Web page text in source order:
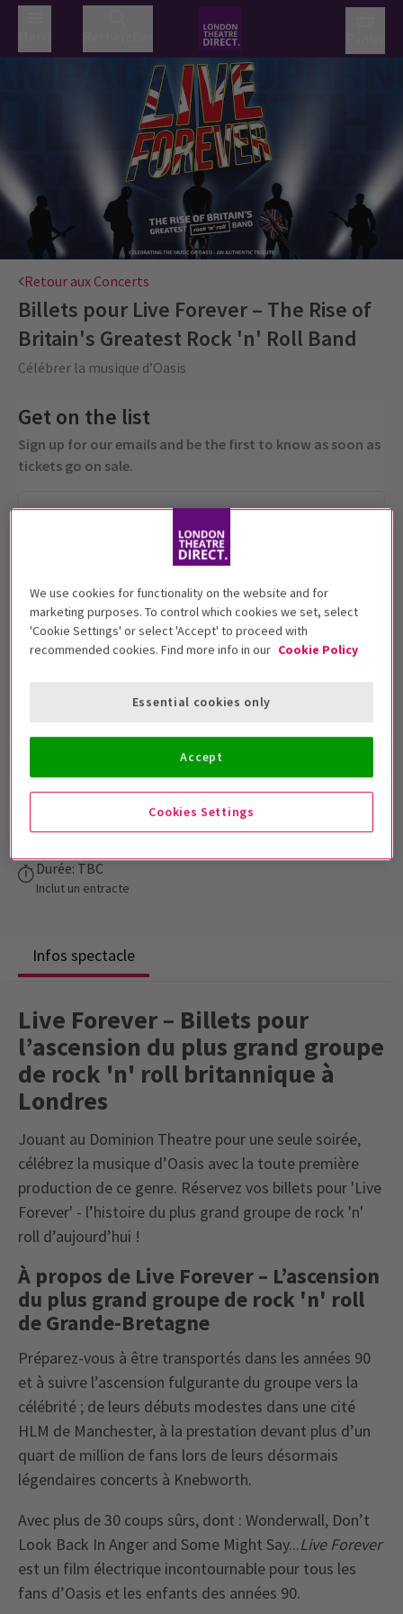
Retour aux Concerts
Billets pour Live Forever – The Rise of
Britain's Greatest Rock 'n' Roll Band
Célébrer la musique d’Oasis
Get on the list
Sign up for our emails and be the first to know as soon as
tickets go on sale.
pas être admis au théâtre. Les enfants âgés
accompagnés d’un adulte
Dates de représentation
3 August 2025
Dominion Theatre
Durée: TBC
Inclut un entracte
Infos spectacle
Live Forever – Billets pour
l’ascension du plus grand groupe
de rock 'n' roll britannique à
Londres
Jouant au Dominion Theatre pour une seule soirée,
célébrez la musique d’Oasis avec la toute première
production de ce genre. Réservez vos billets pour 'Live
Forever' - l’histoire du plus grand groupe de rock 'n'
roll d’aujourd’hui !
À propos de Live Forever – L’ascension
du plus grand groupe de rock 'n' roll
de Grande-Bretagne
Préparez-vous à être transportés dans les années 90
et à suivre l’ascension fulgurante du groupe vers la
célébrité ; de leurs débuts modestes dans une cité
HLM de Manchester, à la prestation devant plus d’un
quart de million de fans lors de leurs désormais
légendaires concerts à Knebworth.
Avec plus de 30 coups sûrs, dont : Wonderwall, Don’t
Look Back In Anger and Some Might Say...Live Forever
est un film électrique incontournable pour tous les
fans d’Oasis et les enfants des années 90.
We use cookies for functionality on the website and for
marketing purposes. To control which cookies we set, select
'Cookie Settings' or select 'Accept' to proceed with
recommended cookies. Find more info in our Cookie Policy
Cookies Settings
Essential cookies only
Accept